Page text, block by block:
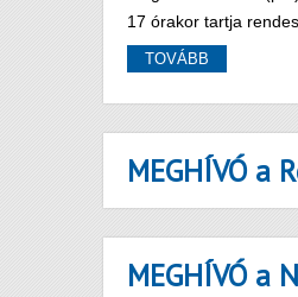
17 órakor tartja
TOVÁBB
MEGHÍVÓ a
MEGHÍVÓ a